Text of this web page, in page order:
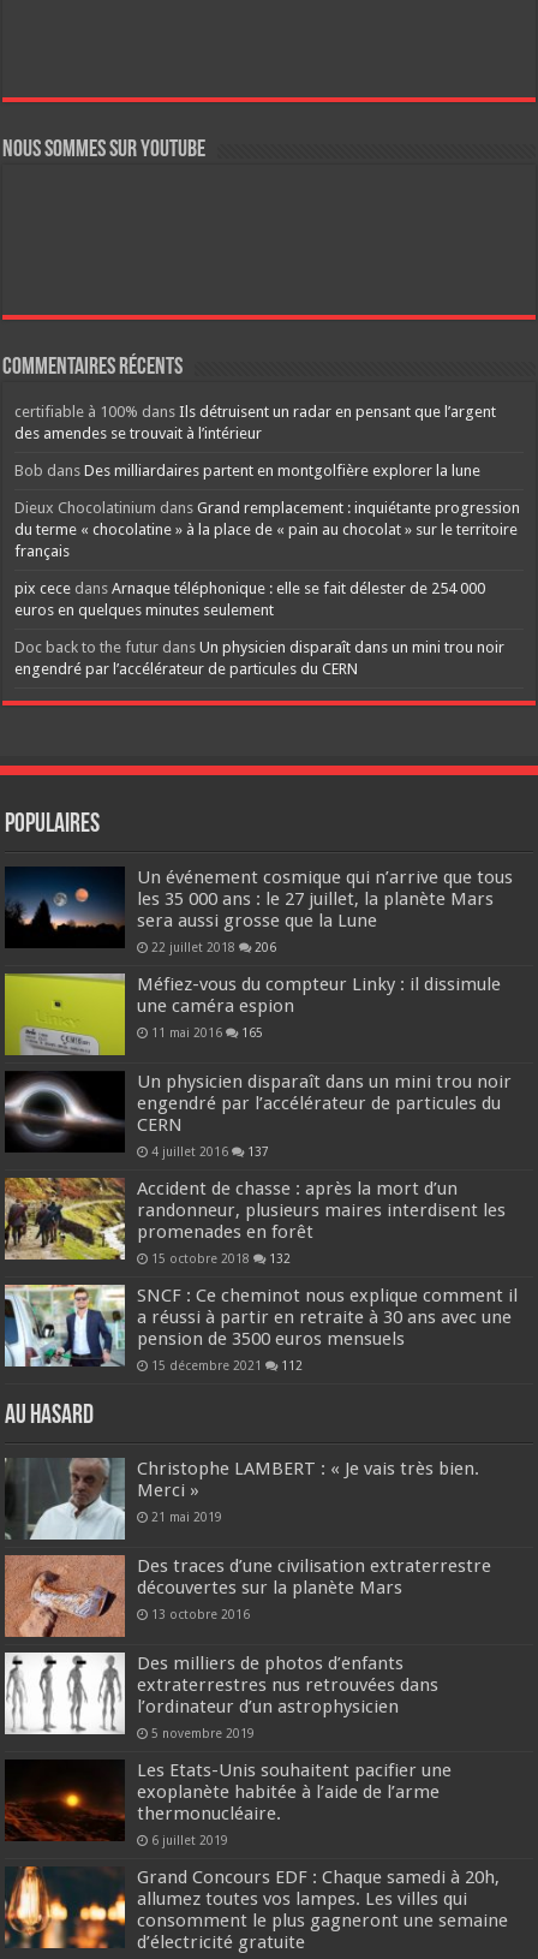
Nous sommes sur YouTube
Commentaires récents
certifiable à 100% dansIls détruisent un radar en pensant que l’argent
des amendes se trouvait à l’intérieur
Bob dansDes milliardaires partent en montgolfière explorer la lune
Dieux Chocolatinium dansGrand remplacement : inquiétante progression
du terme « chocolatine » à la place de « pain au chocolat » sur le territoire
français
pix cece dansArnaque téléphonique : elle se fait délester de 254 000
euros en quelques minutes seulement
Doc back to the futur dansUn physicien disparaît dans un mini trou noir
engendré par l’accélérateur de particules du CERN
Populaires
Un événement cosmique qui n’arrive que tous
les 35 000 ans : le 27 juillet, la planète Mars
sera aussi grosse que la Lune
22 juillet 2018 206
Méfiez-vous du compteur Linky : il dissimule
une caméra espion
11 mai 2016 165
Un physicien disparaît dans un mini trou noir
engendré par l’accélérateur de particules du
CERN
4 juillet 2016 137
Accident de chasse : après la mort d’un
randonneur, plusieurs maires interdisent les
promenades en forêt
15 octobre 2018 132
SNCF : Ce cheminot nous explique comment il
a réussi à partir en retraite à 30 ans avec une
pension de 3500 euros mensuels
15 décembre 2021 112
Au hasard
Christophe LAMBERT : « Je vais très bien.
Merci »
21 mai 2019
Des traces d’une civilisation extraterrestre
découvertes sur la planète Mars
13 octobre 2016
Des milliers de photos d’enfants
extraterrestres nus retrouvées dans
l’ordinateur d’un astrophysicien
5 novembre 2019
Les Etats-Unis souhaitent pacifier une
exoplanète habitée à l’aide de l’arme
thermonucléaire.
6 juillet 2019
Grand Concours EDF : Chaque samedi à 20h,
allumez toutes vos lampes. Les villes qui
consomment le plus gagneront une semaine
d’électricité gratuite